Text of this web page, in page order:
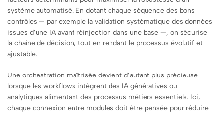
système automatisé. En dotant chaque séquence des bons
contrôles — par exemple la validation systématique des données
issues d’une IA avant réinjection dans une base —, on sécurise
la chaîne de décision, tout en rendant le processus évolutif et
ajustable.
Une orchestration maîtrisée devient d’autant plus précieuse
lorsque les workflows intègrent des IA génératives ou
analytiques alimentant des processus métiers essentiels. Ici,
chaque connexion entre modules doit être pensée pour réduire